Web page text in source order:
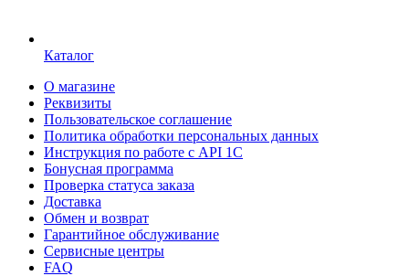
Каталог
О магазине
Реквизиты
Пользовательское соглашение
Политика обработки персональных данных
Инструкция по работе с API 1C
Бонусная программа
Проверка статуса заказа
Доставка
Обмен и возврат
Гарантийное обслуживание
Сервисные центры
FAQ